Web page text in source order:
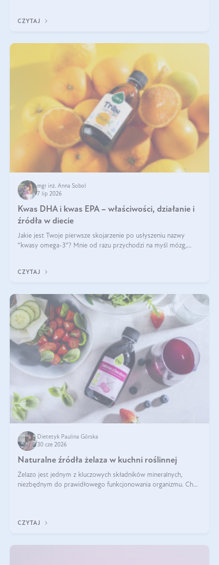
CZYTAJ
mgr inż. Anna Sobol
7 lip 2026
Kwas DHA i kwas EPA – właściwości, działanie i
źródła w diecie
Jakie jest Twoje pierwsze skojarzenie po usłyszeniu nazwy
“kwasy omega-3”? Mnie od razu przychodzi na myśl mózg,
EPA.
CZYTAJ
Dietetyk Paulina Górska
30 cze 2026
Naturalne źródła żelaza w kuchni roślinnej
Żelazo jest jednym z kluczowych składników mineralnych,
niezbędnym do prawidłowego funkcjonowania organizmu. Choć
CZYTAJ